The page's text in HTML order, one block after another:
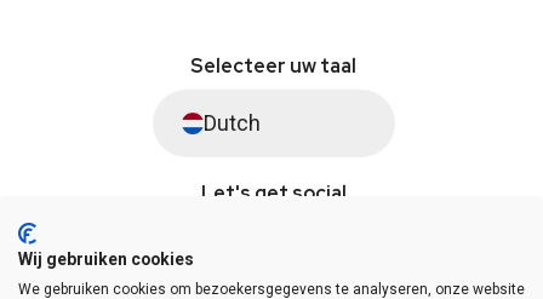
Selecteer uw taal
Dutch
Let's get social
© Saysimple 2026 · WhatsApp Automation Platform
Wij gebruiken cookies
We gebruiken cookies om bezoekersgegevens te analyseren, onze website